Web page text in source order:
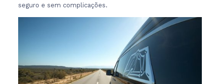
seguro e sem complicações.